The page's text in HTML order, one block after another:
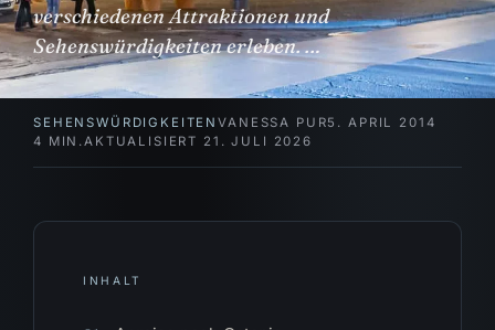
verschiedenen Attraktionen und
Sehenswürdigkeiten erleben. …
SEHENSWÜRDIGKEITENVANESSA PUR5. APRIL 2014
4 MIN.AKTUALISIERT 21. JULI 2026
INHALT